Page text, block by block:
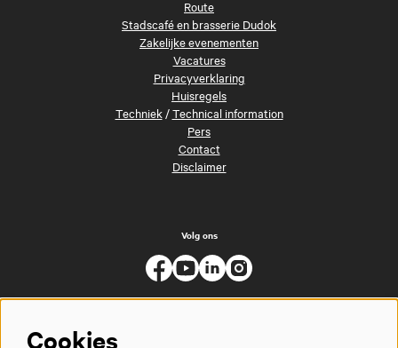
Route
Stadscafé en brasserie Dudok
Zakelijke evenementen
Vacatures
Privacyverklaring
Huisregels
Techniek/Technical information
Pers
Contact
Disclaimer
Volg ons
Cookies